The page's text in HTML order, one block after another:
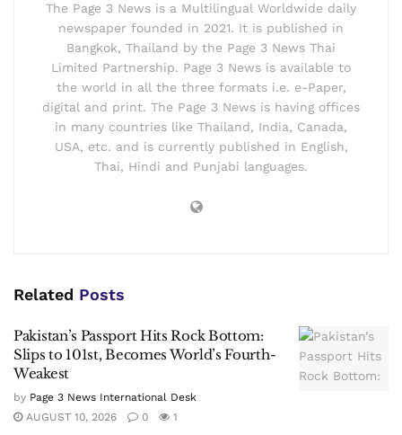
The Page 3 News is a Multilingual Worldwide daily
newspaper founded in 2021. It is published in
Bangkok, Thailand by the Page 3 News Thai
Limited Partnership. Page 3 News is available to
the world in all the three formats i.e. e-Paper,
digital and print. The Page 3 News is having offices
in many countries like Thailand, India, Canada,
USA, etc. and is currently published in English,
Thai, Hindi and Punjabi languages.
Related Posts
Pakistan’s Passport Hits Rock Bottom:
Slips to 101st, Becomes World’s Fourth-
Weakest
by Page 3 News International Desk
AUGUST 10, 2026
0 1